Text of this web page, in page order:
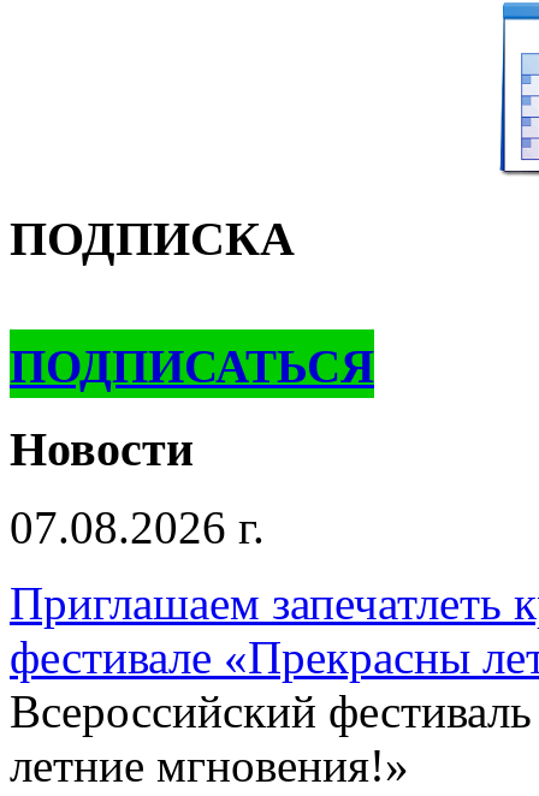
ПОДПИСКА
ПОДПИСАТЬСЯ
Новости
07.08.2026 г.
Приглашаем запечатлеть
фестивале «Прекрасны
Всероссийский
летние мгновения!»